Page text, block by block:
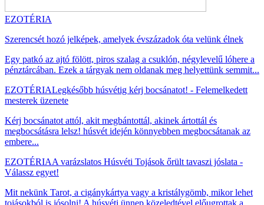
EZOTÉRIA
Szerencsét hozó jelképek, amelyek évszázadok óta velünk élnek
Egy patkó az ajtó fölött, piros szalag a csuklón, négylevelű lóhere a
pénztárcában. Ezek a tárgyak nem oldanak meg helyettünk semmit...
EZOTÉRIALegkésőbb húsvétig kérj bocsánatot! - Felemelkedett
mesterek üzenete
Kérj bocsánatot attól, akit megbántottál, akinek ártottál és
megbocsátásra lelsz! húsvét idején könnyebben megbocsátanak az
embere...
EZOTÉRIAA varázslatos Húsvéti Tojások őrült tavaszi jóslata -
Válassz egyet!
Mit nekünk Tarot, a cigánykártya vagy a kristálygömb, mikor lehet
tojásokból is jósolni! A húsvéti ünnep közeledtével előugrottak a...